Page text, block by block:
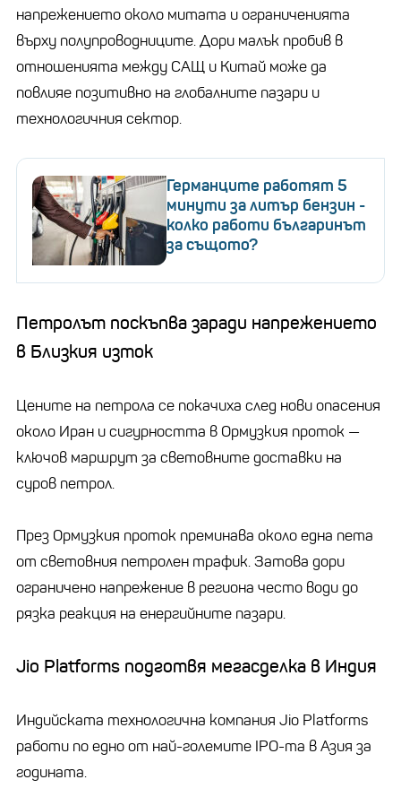
напрежението около митата и ограниченията
върху полупроводниците. Дори малък пробив в
отношенията между САЩ и Китай може да
повлияе позитивно на глобалните пазари и
технологичния сектор.
Германците работят 5
минути за литър бензин -
колко работи българинът
за същото?
Петролът поскъпва заради напрежението
в Близкия изток
Цените на петрола се покачиха след нови опасения
около Иран и сигурността в Ормузкия проток —
ключов маршрут за световните доставки на
суров петрол.
През Ормузкия проток преминава около една пета
от световния петролен трафик. Затова дори
ограничено напрежение в региона често води до
рязка реакция на енергийните пазари.
Jio Platforms подготвя мегасделка в Индия
Индийската технологична компания Jio Platforms
работи по едно от най-големите IPO-та в Азия за
годината.